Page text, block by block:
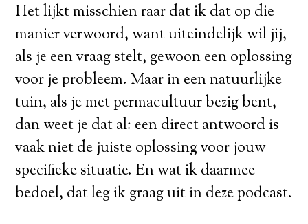
Het lijkt misschien raar dat ik dat op die
manier verwoord, want uiteindelijk wil jij,
als je een vraag stelt, gewoon een oplossing
voor je probleem. Maar in een natuurlijke
tuin, als je met permacultuur bezig bent,
dan weet je dat al: een direct antwoord is
vaak niet de juiste oplossing voor jouw
specifieke situatie. En wat ik daarmee
bedoel, dat leg ik graag uit in deze podcast.